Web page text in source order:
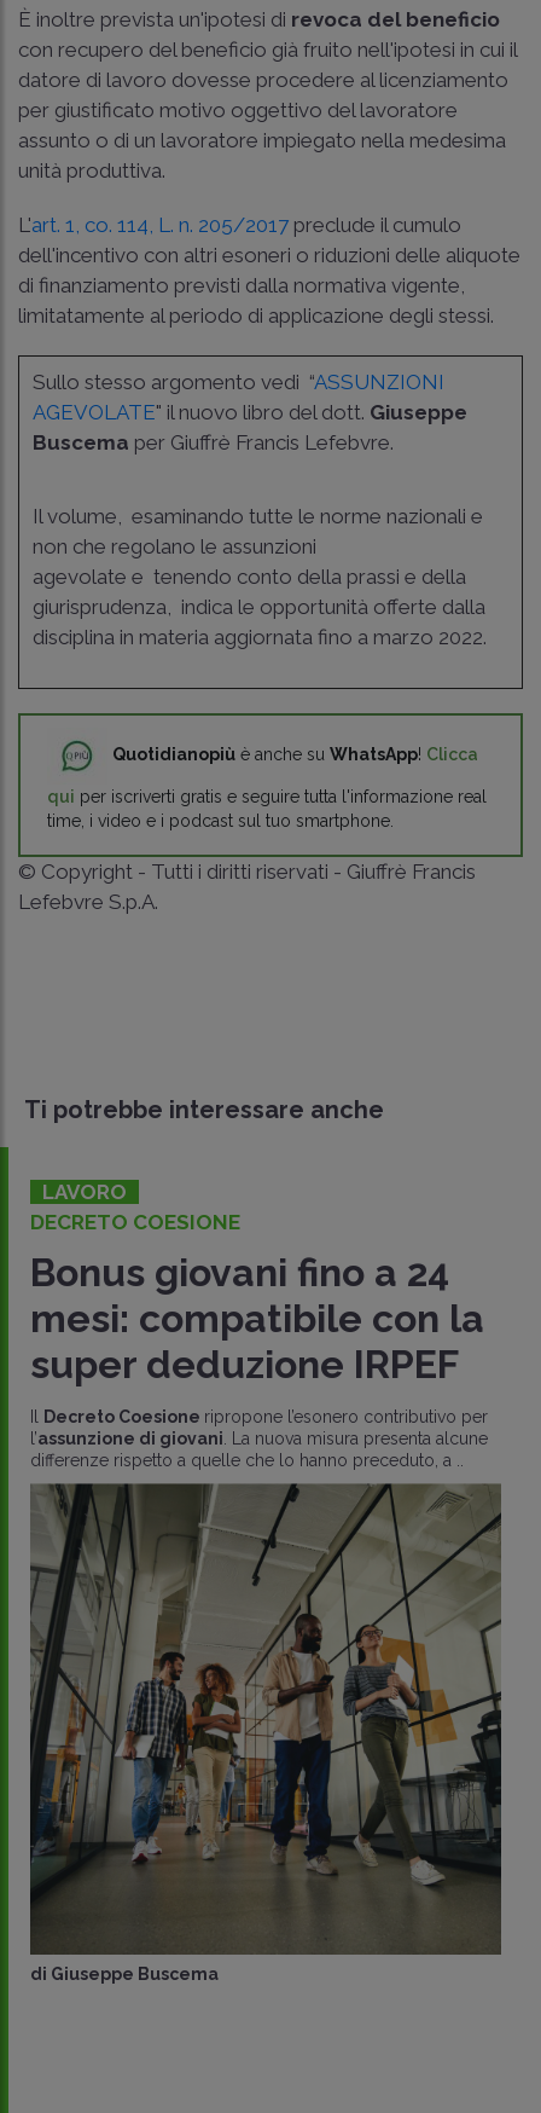
È inoltre prevista un'ipotesi di revoca del beneficio
con recupero del beneficio già fruito nell'ipotesi in cui il
datore di lavoro dovesse procedere al licenziamento
per giustificato motivo oggettivo del lavoratore
assunto o di un lavoratore impiegato nella medesima
unità produttiva.
L'art. 1, co. 114, L. n. 205/2017 preclude il cumulo
dell'incentivo con altri esoneri o riduzioni delle aliquote
di finanziamento previsti dalla normativa vigente,
limitatamente al periodo di applicazione degli stessi.
Sullo stesso argomento vedi “ASSUNZIONI
AGEVOLATE" il nuovo libro del dott. Giuseppe
Buscema per Giuffrè Francis Lefebvre.
Il volume, esaminando tutte le norme nazionali e
non che regolano le assunzioni
agevolate e tenendo conto della prassi e della
giurisprudenza, indica le opportunità offerte dalla
disciplina in materia aggiornata fino a marzo 2022.
Quotidianopiù è anche su WhatsApp! Clicca
qui per iscriverti gratis e seguire tutta l'informazione real
time, i video e i podcast sul tuo smartphone.
© Copyright - Tutti i diritti riservati - Giuffrè Francis
Lefebvre S.p.A.
Ti potrebbe interessare anche
LAVORO
DECRETO COESIONE
Bonus giovani fino a 24
mesi: compatibile con la
super deduzione IRPEF
Decreto Coesione ripropone l’esonero contributivo per
l’assunzione di giovani . La nuova misura presenta alcune
differenze rispetto a quelle che lo hanno preceduto, a ..
di Giuseppe Buscema